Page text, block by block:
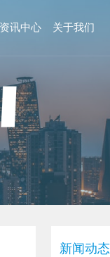
资讯中心 关于我们
新闻动态